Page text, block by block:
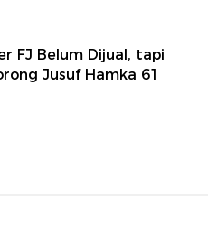
FJ Belum Dijual, tapi
Jusuf Hamka 61